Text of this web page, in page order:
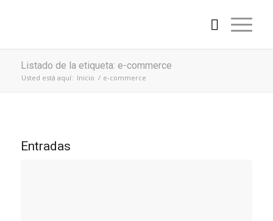
Listado de la etiqueta: e-commerce
Usted está aquí: Inicio / e-commerce
Entradas